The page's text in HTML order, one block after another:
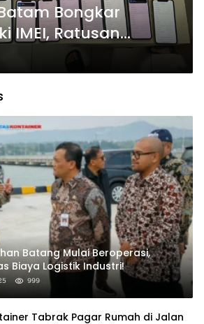
Bongkar
IMEI, Ratusan
Batang Mulai Beroperasi,
Biaya Logistik Industri!
999
Tabrak Pagar Rumah di Jalan